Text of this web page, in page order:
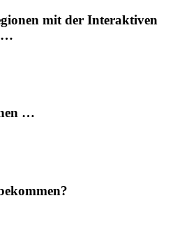
mit der Interaktiven
…